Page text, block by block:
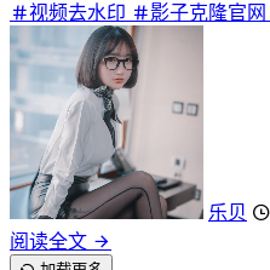
视频去水印
影子克隆官网
乐贝
阅读全文